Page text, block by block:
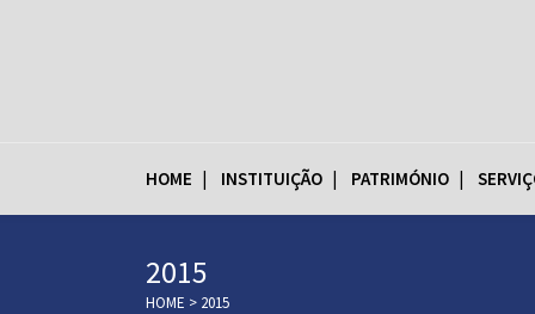
HOME INSTITUIÇÃO PATRIMÓNIO
2015
HOME > 2015